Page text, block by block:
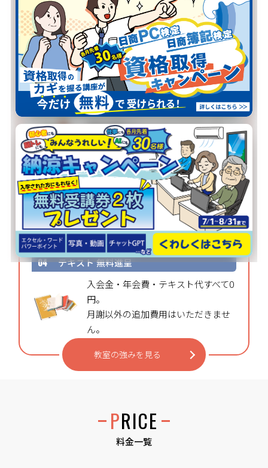
01 スケジュール自由自在
火水金は夜20:30まで開講。
お仕事帰りでも、ご都合の良い時間
に通えます。
02 自分のペースで学習
博多祇園校のインストラクターが、
お一人おひとりの理解度に合わせて
寄り添います。
03 その場ですぐ
質問できる
少人数制で、疑問はその場で解消。
対面サポートだから、初めての方も
安心です。
04 テキスト 無料進呈
入会金・年会費・テキスト代すべて0
円。
月謝以外の追加費用はいただきませ
ん。
教室の強みを見る
PRICE
料金一覧